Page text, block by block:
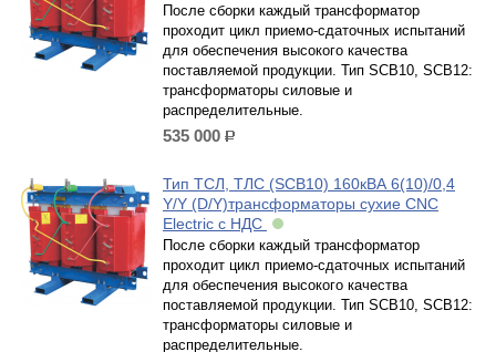
После сборки каждый трансформатор
проходит цикл приемо-сдаточных испытаний
для обеспечения высокого качества
поставляемой продукции. Тип SCB10, SCB12:
трансформаторы силовые и
распределительные.
535 000 р.
Тип ТСЛ, ТЛС (SCB10) 160кВА 6(10)/0,4
Y/Y (D/Y)трансформаторы сухие CNC
Electric с НДС
После сборки каждый трансформатор
проходит цикл приемо-сдаточных испытаний
для обеспечения высокого качества
поставляемой продукции. Тип SCB10, SCB12:
трансформаторы силовые и
распределительные.